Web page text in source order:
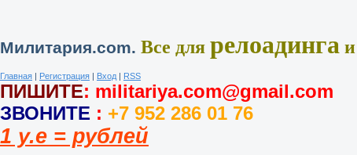
Милитария.com. Все для релоадинга
Главная | Регистрация | Вход | RSS
ПИШИТЕ: militariya.com@gmail.com
ЗВОНИТЕ : +7 952 286 01 76
1 у.е = рублей